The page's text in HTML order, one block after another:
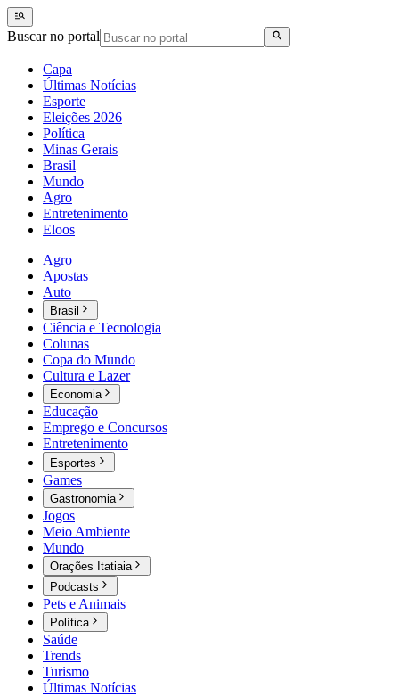
Buscar no portal
Capa
Últimas Notícias
Esporte
Eleições 2026
Política
Minas Gerais
Brasil
Mundo
Agro
Entretenimento
Eloos
Agro
Apostas
Auto
Brasil
Ciência e Tecnologia
Colunas
Copa do Mundo
Cultura e Lazer
Economia
Educação
Emprego e Concursos
Entretenimento
Esportes
Games
Gastronomia
Jogos
Meio Ambiente
Mundo
Orações Itatiaia
Podcasts
Pets e Animais
Política
Saúde
Trends
Turismo
Últimas Notícias